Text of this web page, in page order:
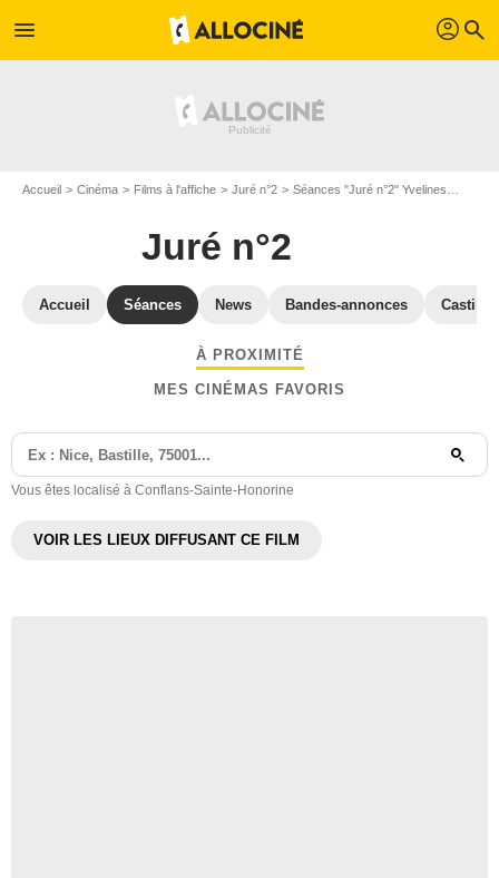
menu profil search
Accueil Cinéma Films à l'affiche Juré n°2 Séances "Juré n°2" Yvelines
Juré n°2
Accueil Séances News Bandes-annonces Casting
À PROXIMITÉ
MES CINÉMAS FAVORIS
Vous êtes localisé à Conflans-Sainte-Honorine
VOIR LES LIEUX DIFFUSANT CE FILM